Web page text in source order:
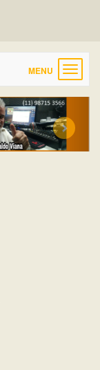
Toggle